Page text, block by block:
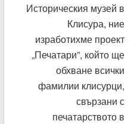
Историческия музей в
Клисура, ние
изработихме проект
„Печатари”, който ще
обхване всички
фамилии клисурци,
свързани с
печатарството в